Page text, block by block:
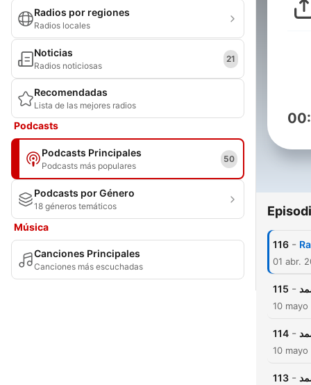
Radios por regiones
Radios locales
Noticias
Radios noticiosas
21
Recomendadas
Lista de las mejores radios
Podcasts
Podcasts Principales
Podcasts más populares
50
Podcasts por Género
18 géneros temáticos
Música
Canciones Principales
Canciones más escuchadas
116 -
01 abr.
115 -
10
114 -
10
113 -